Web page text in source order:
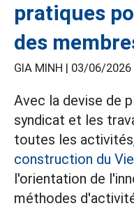
pratiques
des
GIA MINH | 03/06/2026
Avec la devise de
syndicat et les
toutes les
construction du
l'orientation de
méthodes